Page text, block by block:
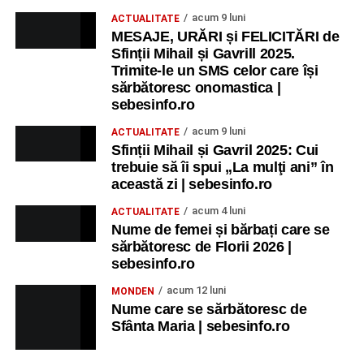
ACTUALITATE acum 9 luni
MESAJE, URĂRI și FELICITĂRI de
Sfinții Mihail și Gavrill 2025.
Trimite-le un SMS celor care își
sărbătoresc onomastica |
sebesinfo.ro
ACTUALITATE acum 9 luni
Sfinții Mihail și Gavril 2025: Cui
trebuie să îi spui „La mulţi ani” în
această zi | sebesinfo.ro
ACTUALITATE acum 4 luni
Nume de femei și bărbați care se
sărbătoresc de Florii 2026 |
sebesinfo.ro
MONDEN acum 12 luni
Nume care se sărbătoresc de
Sfânta Maria | sebesinfo.ro